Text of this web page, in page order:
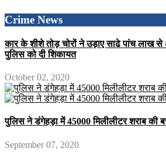
Crime News
कार के शीशे तोड़ चोरों ने उड़ाए साढे पांच लाख
पुलिस को दी शिकायत
October 02, 2020
पुलिस ने डंगेहड़ा में 45000 मिलीलीटर शराब की
September 07, 2020